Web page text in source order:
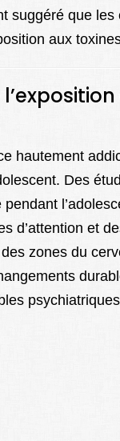
suggéré que
aux
hautement
Des
pendant
d’attention et
zones du